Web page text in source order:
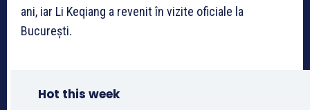
ani, iar Li Keqiang a revenit în vizite oficiale la
București.
Hot this week